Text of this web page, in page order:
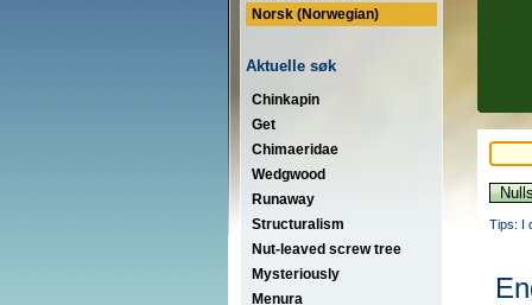
Norsk (Norwegian)
Aktuelle søk
Chinkapin
Get
Chimaeridae
Wedgwood
Runaway
Structuralism
Nut-leaved screw tree
Mysteriously
Menura
Tips: I